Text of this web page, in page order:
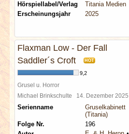
Hörspiellabel/Verlag
Titania Medien
Erscheinungsjahr
2025
Flaxman Low - Der Fall
Saddler´s Croft
HOT
9,2
Grusel u. Horror
Michael Brinkschulte 14. Dezember 2025
Serienname
Gruselkabinett
(Titania)
Folge Nr.
196